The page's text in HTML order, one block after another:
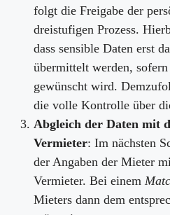
folgt die Freigabe der
dreistufigen Prozess.
dass sensible Daten erst
übermittelt werden,
gewünscht wird.
die volle Kontrolle über
Abgleich der Daten mit
Vermieter: Im nächsten
der Angaben der Mieter
Vermieter. Bei einem
Mieters dann dem